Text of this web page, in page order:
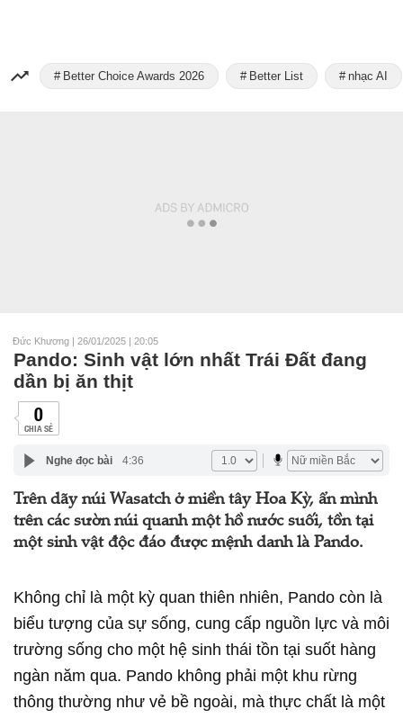
Better Choice Awards 2026 Better List nhạc AI
Đức Khương | 26/01/2025 | 20:05
Pando: Sinh vật lớn nhất Trái Đất đang
dần bị ăn thịt
0
CHIA SẺ
Nghe đọc bài 4:36
Trên dãy núi Wasatch ở miền tây Hoa Kỳ, ẩn mình
trên các sườn núi quanh một hồ nước suối, tồn tại
một sinh vật độc đáo được mệnh danh là Pando.
Không chỉ là một kỳ quan thiên nhiên, Pando còn là
biểu tượng của sự sống, cung cấp nguồn lực và môi
trường sống cho một hệ sinh thái tồn tại suốt hàng
ngàn năm qua. Pando không phải một khu rừng
thông thường như vẻ bề ngoài, mà thực chất là một